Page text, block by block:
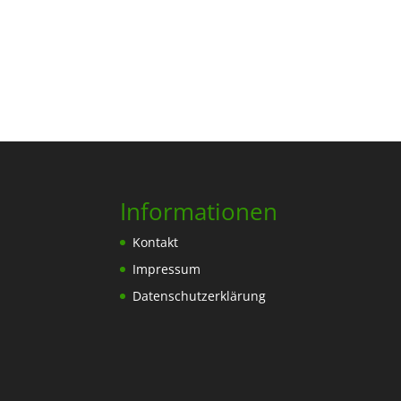
Informationen
Kontakt
Impressum
Datenschutzerklärung